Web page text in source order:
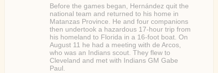
Before the games began, Hernández quit the
national team and returned to his home in
Matanzas Province. He and four companions
then undertook a hazardous 17-hour trip from
his homeland to Florida in a 16-foot boat. On
August 11 he had a meeting with de Arcos,
who was an Indians scout. They flew to
Cleveland and met with Indians GM Gabe
Paul.